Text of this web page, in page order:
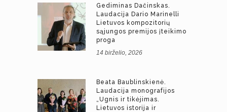
Gediminas Dačinskas.
Laudacija Dario Marinelli
Lietuvos kompozitorių
sąjungos premijos įteikimo
proga
14 birželio, 2026
Beata Baublinskienė.
Laudacija monografijos
„Ugnis ir tikėjimas.
Lietuvos istorija ir